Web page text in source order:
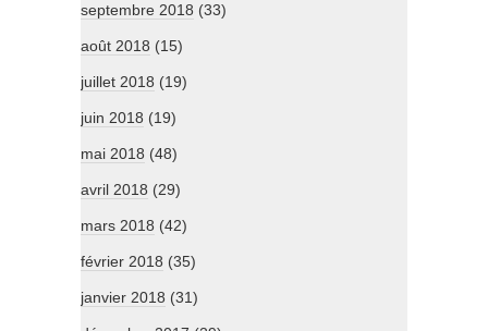
septembre 2018 (33)
août 2018 (15)
juillet 2018 (19)
juin 2018 (19)
mai 2018 (48)
avril 2018 (29)
mars 2018 (42)
février 2018 (35)
janvier 2018 (31)